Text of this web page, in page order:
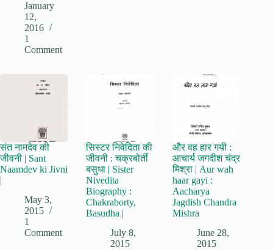
January
12,
2016
1
Comment
संत नामदेव की
जीवनी | Sant
Naamdev ki Jivni
|
May 3,
2015
1
Comment
सिस्टर निवेदिता की
जीवनी : चक्रबोर्ती
बसुधा | Sister
Nivedita
Biography :
Chakraborty,
Basudha |
July 8,
2015
और वह हार गयी :
आचार्य जगदीश चंद्र
मिश्रा | Aur wah
haar gayi :
Aacharya
Jagdish Chandra
Mishra
June 28,
2015